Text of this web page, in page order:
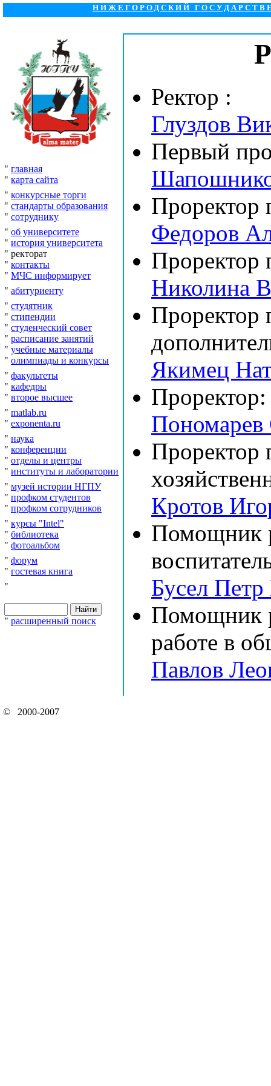
НИЖЕГОРОДСКИЙ
" главная
" карта сайта
" конкурсные торги
" стандарты образования
" сотруднику
" об университете
" история университета
" ректорат
" контакты
" МЧС информирует
" абитуриенту
" студятник
" стипендии
" студенческий совет
" расписание занятий
" учебные материалы
" олимпиады и конкурсы
" факультеты
" кафедры
" второе высшее
" matlab.ru
" exponenta.ru
" наука
" конференции
" отделы и центры
" институты и лаборатории
" музей истории НГПУ
" профком студентов
" профком сотрудников
" курсы "Intel"
" библиотека
" фотоальбом
" форум
" гостевая книга
"
" расширенный поиск
Ректор :
Глуздов
Первый
Проректор
Федоров
Проректор
Николина
Проректор
Якимец
Проректор:
Пономарев
Проректор
Кротов
Помощник
Бусел
Помощник
работе в
Павлов
© 2000-2007